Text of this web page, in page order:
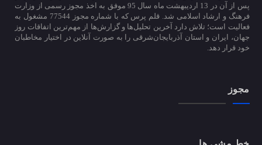
پس از آن در 13 اردیبهشت ماه سال 95 موفق به اخذ مجوز رسمی از وزارت
فرهنگ و ارشاد اسلامی شد. قلم پرس که با شماره مجوز 77544 مشغول به
فعالیت است؛ تلاش دارد آخرین تحلیل‌ها و گزارش‌ها از مهم‌ترین اتفاقات روز
جهان، ایران و استان آذربایجان‌شرقی را به صورت آنلاین در اختیار مخاطبان
خود قرار دهد.
مجوز